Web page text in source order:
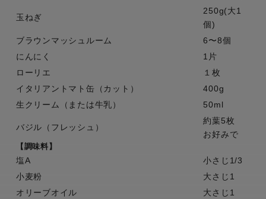
玉ねぎ
250g(大1
個)
ブラウンマッシュルーム
6〜8個
にんにく
1片
ローリエ
１枚
イタリアントマト缶（カット）
400g
生クリーム（または牛乳）
50ml
バジル（フレッシュ）
約葉5枚
お好みで
【調味料】
塩A
小さじ1/3
小麦粉
大さじ1
オリーブオイル
大さじ1